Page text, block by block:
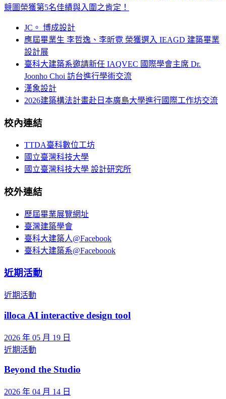
競圖榮獲第5名佳績與入圍之肯定！
JC。 博成設計
應屆畢業生 李哲逸、李昕霓 榮獲選入 IEAGD 建築畢業
設計展
臺科大建築系邀請新任 IAQVEC 國際學會主席 Dr.
Joonho Choi 訪台進行學術交流
漢象設計
2026建築構法計畫赴日本廣島大學進行國際工作坊交流
校內連結
TTDA臺科數位工坊
國立臺灣科技大學
國立臺灣科技大學 設計研究所
校外連結
歷屆畢業展覽網址
臺灣建築學會
臺科大建築人@Facebook
臺科大建築系@Faceboook
近期活動
近期活動
illoca AI interactive design tool
2026 年 05 月 19 日
近期活動
Beyond the Studio
2026 年 04 月 14 日